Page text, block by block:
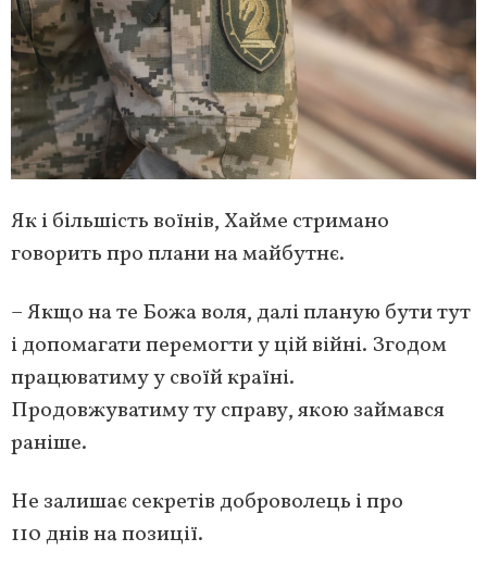
Як і більшість воїнів, Хайме стримано
говорить про плани на майбутнє.
– Якщо на те Божа воля, далі планую бути тут
і допомагати перемогти у цій війні. Згодом
працюватиму у своїй країні.
Продовжуватиму ту справу, якою займався
раніше.
Не залишає секретів доброволець і про
110 днів на позиції.